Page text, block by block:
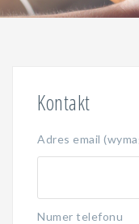
Kontakt
Adres email
Numer telefonu